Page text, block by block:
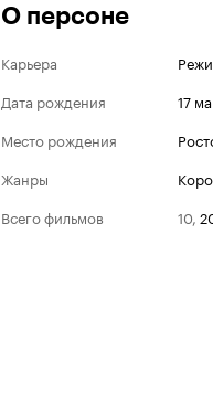
О персоне
Карьера
Дата рождения
17
Место рождения
Жанры
Всего фильмов
10,